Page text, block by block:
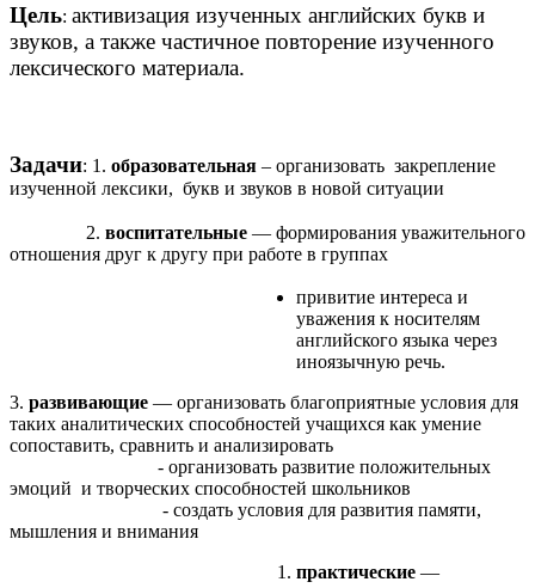
Цель: активизация изученных английских букв и
звуков, а также частичное повторение изученного
лексического материала.
Задачи: 1. образовательная – организовать закрепление
изученной лексики, букв и звуков в новой ситуации
2. воспитательные — формирования уважительного
отношения друг к другу при работе в группах
привитие интереса и
уважения к носителям
английского языка через
иноязычную речь.
3. развивающие — организовать благоприятные условия для
таких аналитических способностей учащихся как умение
сопоставить, сравнить и анализировать
- организовать развитие положительных
эмоций и творческих способностей школьников
- создать условия для развития памяти,
мышления и внимания
практические —